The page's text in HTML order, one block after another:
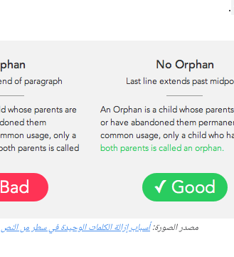
.
مصدر الصورة:أسباب إزالة الكلمات الوحيدة في سطر من النص